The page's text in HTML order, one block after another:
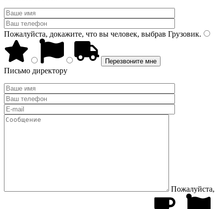
Пожалуйста, докажите, что вы человек, выбрав Грузовик.
Письмо директору
Пожалуйста,